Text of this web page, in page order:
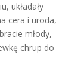
układały
cera i uroda,
młody,
chrup do